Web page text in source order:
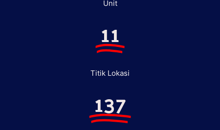
Unit
11
Titik Lokasi
137